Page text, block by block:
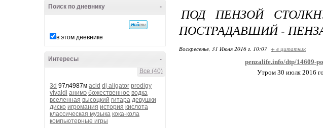
-
Поиск по дневнику
в этом дневнике
-
Интересы
Все (40)
3d 97л4987м acid dj aligator prodigy
vivaldi анимэ божественное водка
вселенная высоцкий гитара девушки
диско игромания история кислота
классическая музыка кока-кола
компьютерные игры
ПОД ПЕНЗОЙ
ПОСТРАДАВШИЙ -
Воскресенье, 31 Июля 2016 г. 10:07 + в цитатник
penzalife.info/dtp/14609-
Утром 30 июля 2016